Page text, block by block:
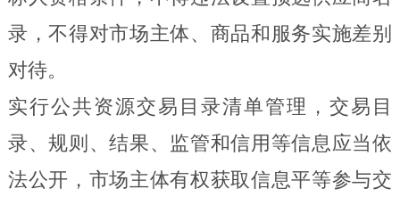
录，不得对市场主体、商品和服务实施差别
对待。
实行公共资源交易目录清单管理，交易目
录、规则、结果、监管和信用等信息应当依
法公开，市场主体有权获取信息平等参与交